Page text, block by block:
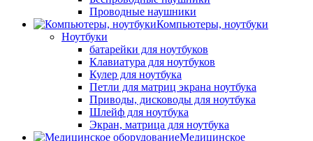
Проводные наушники
Компьютеры, ноутбуки
Ноутбуки
батарейки для ноутбуков
Клавиатура для ноутбуков
Кулер для ноутбука
Петли для матриц экрана ноутбука
Приводы, дисководы для ноутбука
Шлейф для ноутбука
Экран, матрица для ноутбука
Медицинское